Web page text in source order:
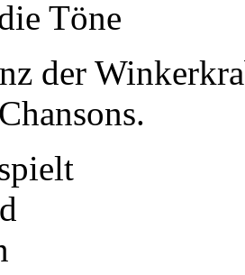
der